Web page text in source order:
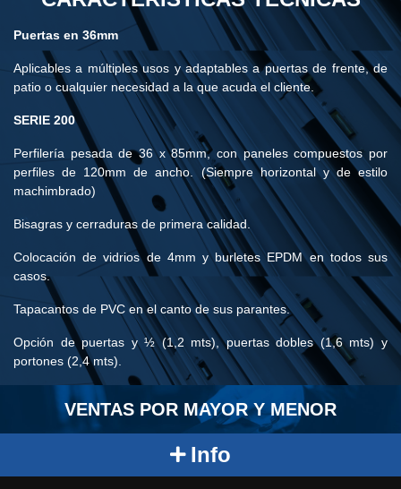
Puertas en 36mm
Aplicables a múltiples usos y adaptables a puertas de frente, de
patio o cualquier necesidad a la que acuda el cliente.
SERIE 200
Perfilería pesada de 36 x 85mm, con paneles compuestos por
perfiles de 120mm de ancho. (Siempre horizontal y de estilo
machimbrado)
Bisagras y cerraduras de primera calidad.
Colocación de vidrios de 4mm y burletes EPDM en todos sus
casos.
Tapacantos de PVC en el canto de sus parantes.
Opción de puertas y ½ (1,2 mts), puertas dobles (1,6 mts) y
portones (2,4 mts).
VENTAS POR MAYOR Y MENOR
Info